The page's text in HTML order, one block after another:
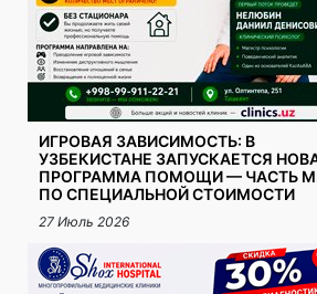
ИГРОВАЯ ЗАВИСИМОСТЬ: В
УЗБЕКИСТАНЕ ЗАПУСКАЕТСЯ
ПРОГРАММА ПОМОЩИ — ЧАСТЬ
ПО СПЕЦИАЛЬНОЙ СТОИМОСТИ
27 Июль 2026